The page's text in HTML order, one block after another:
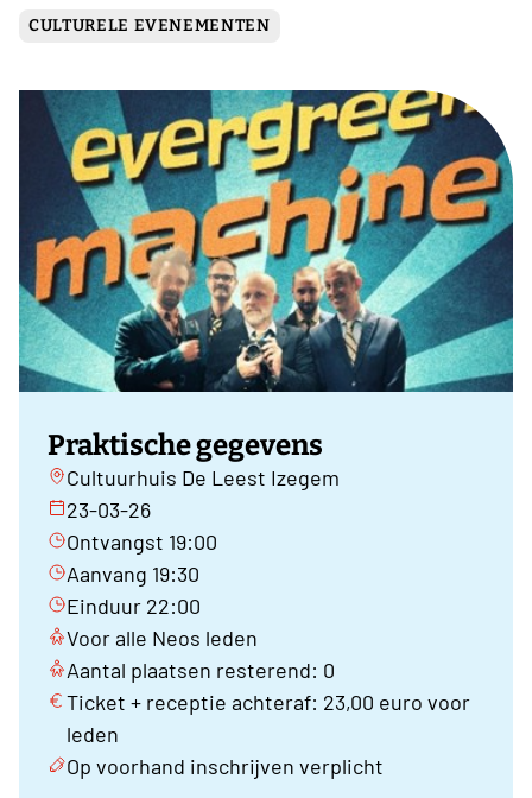
CULTURELE EVENEMENTEN
Praktische gegevens
Cultuurhuis De Leest Izegem
23-03-26
Ontvangst 19:00
Aanvang 19:30
Einduur 22:00
Voor alle Neos leden
Aantal plaatsen resterend: 0
Ticket + receptie achteraf: 23,00 euro voor
leden
Op voorhand inschrijven verplicht